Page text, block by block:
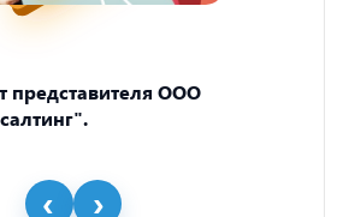
представителя ООО